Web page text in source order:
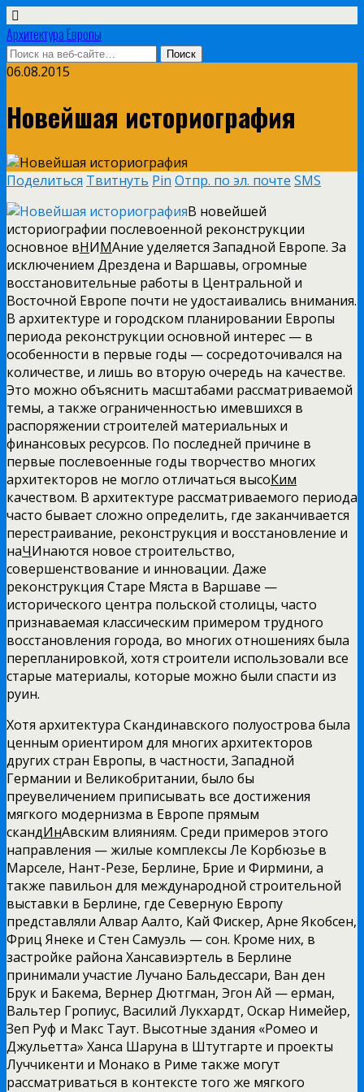
Архитектура Европы
06.08.2015
Новейшая историография
Поделиться Твитнуть Pin Отпр. по эл. почте SMS
В новейшей
историографии послевоенной реконструкции
основное вНИМАние уделяется Западной Европе. За
исключением Дрездена и Варшавы, огромные
восстановительные работы в Центральной и
Восточной Европе почти не удостаивались внимания.
В архитектуре и городском планировании Европы
периода реконструкции основной интерес — в
особенности в первые годы — сосредоточивался на
количестве, и лишь во вторую очередь на качестве.
Это можно объяснить масштабами рассматриваемой
темы, а также ограниченностью имевшихся в
распоряжении строителей материальных и
финансовых ресурсов. По последней причине в
первые послевоенные годы творчество многих
архитекторов не могло отличаться высоКим
качеством. В архитектуре рассматриваемого периода
часто бывает сложно определить, где заканчивается
перестраивание, реконструкция и восстановление и
наЧИнаются новое строительство,
совершенствование и инновации. Даже
реконструкция Старе Мяста в Варшаве —
исторического центра польской столицы, часто
признаваемая классическим примером трудного
восстановления города, во многих отношениях была
перепланировкой, хотя строители использовали все
старые материалы, которые можно были спасти из
руин.
Хотя архитектура Скандинавского полуострова была
ценным ориентиром для многих архитекторов
других стран Европы, в частности, Западной
Германии и Великобритании, было бы
преувеличением приписывать все достижения
мягкого модернизма в Европе прямым
скандИнАвским влияниям. Среди примеров этого
направления — жилые комплексы Ле Корбюзье в
Марселе, Нант-Резе, Берлине, Брие и Фирмини, а
также павильон для международной строительной
выставки в Берлине, где Северную Европу
представляли Алвар Аалто, Кай Фискер, Арне Якобсен,
Фриц Янеке и Стен Самуэль — сон. Кроме них, в
застройке района Хансавиэртель в Берлине
принимали участие Лучано Бальдессари, Ван ден
Брук и Бакема, Вернер Дютгман, Эгон Ай — ерман,
Вальтер Гропиус, Василий Лукхардт, Оскар Нимейер,
Зеп Руф и Макс Таут. Высотные здания «Ромео и
Джульетта» Ханса Шаруна в Штутгарте и проекты
Луччикенти и Монако в Риме также могут
рассматриваться в контексте того же мягкого